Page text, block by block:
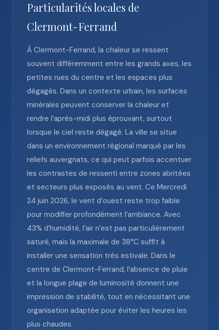
Particularités locales de
Clermont-Ferrand
À Clermont-Ferrand, la chaleur se ressent
souvent différemment entre les grands axes, les
petites rues du centre et les espaces plus
dégagés. Dans un contexte urbain, les surfaces
minérales peuvent conserver la chaleur et
rendre l’après-midi plus éprouvant, surtout
lorsque le ciel reste dégagé. La ville se situe
dans un environnement régional marqué par les
reliefs auvergnats, ce qui peut parfois accentuer
les contrastes de ressenti entre zones abritées
et secteurs plus exposés au vent. Ce Mercredi
24 juin 2026, le vent d’ouest reste trop faible
pour modifier profondément l’ambiance. Avec
43% d’humidité, l’air n’est pas particulièrement
saturé, mais la maximale de 38°C suffit à
installer une sensation très estivale. Dans le
centre de Clermont-Ferrand, l’absence de pluie
et la longue plage de luminosité donnent une
impression de stabilité, tout en nécessitant une
organisation adaptée pour éviter les heures les
plus chaudes.